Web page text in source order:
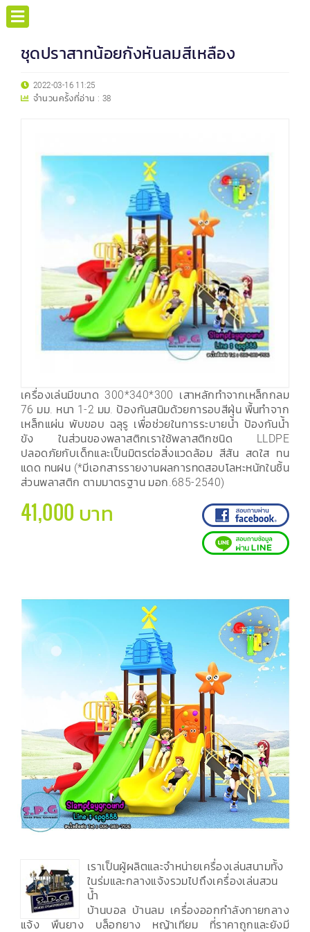
ชุดปราสาทน้อยกังหันลมสีเหลือง
2022-03-16 11:25
จำนวนครั้งที่อ่าน : 38
เครื่องเล่นมีขนาด 300*340*300 เสาหลักทำจากเหล็กกลม
76 มม. หนา 1-2 มม. ป้องกันสนิมด้วยการอบสีฝุ่น พื้นทำจาก
เหล็กแผ่น พับขอบ ฉลุรู เพื่อช่วยในการระบายน้ำ ป้องกันน้ำ
ขัง ในส่วนของพลาสติกเราใช้พลาสติกชนิด LLDPE
ปลอดภัยกับเด็กและเป็นมิตรต่อสิ่งแวดล้อม สีสัน สดใส ทน
แดด ทนฝน (*มีเอกสารรายงานผลการทดสอบโลหะหนักในชิ้น
ส่วนพลาสติก ตามมาตรฐาน มอก.685-2540)
41,000 บาท
เราเป็นผู้ผลิตและจำหน่ายเครื่องเล่นสนามทั้ง
ในร่มและกลางแจ้งรวมไปถึงเครื่องเล่นสวน
น้ำ
บ้านบอล บ้านลม เครื่องออกกำลังกายกลาง
แจ้ง พื้นยาง บล็อกยาง หญ้าเทียม ที่ราคาถูกและยังมี